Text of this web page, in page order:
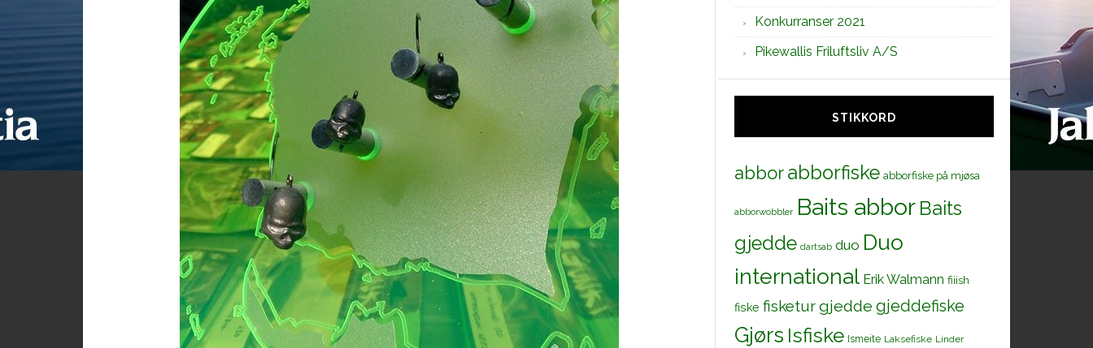
Konkurranser 2021
Pikewallis Friluftsliv A/S
STIKKORD
abborabborfiske abborfiske på mjøsa
abborwobbler Baits abbor Baits
gjedde dartsab duo Duo
international Erik Walmann fiiish
fiske fisketurgjedde gjeddefiske
Gjørs Isfiske Ismeite Laksefiske Linder